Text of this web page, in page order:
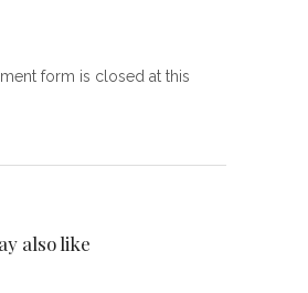
form is closed at this
also like